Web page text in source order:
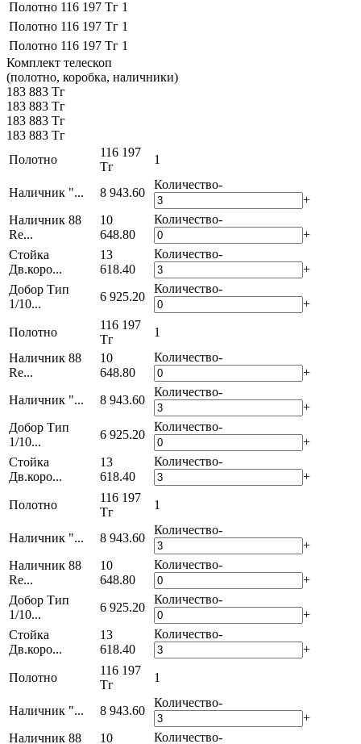
Полотно 116 197 Тг 1
Полотно 116 197 Тг 1
Полотно 116 197 Тг 1
Комплект телескоп
(полотно, коробка, наличники)
183 883 Тг
183 883 Тг
183 883 Тг
183 883 Тг
Полотно
116 197
Тг
1
Наличник "... 8 943.60
Количество-
+
Наличник 88
Re...
10
648.80
Количество-
+
Стойка
Дв.коро...
13
618.40
Количество-
+
Добор Тип
1/10...
6 925.20
Количество-
+
Полотно
116 197
Тг
1
Наличник 88
Re...
10
648.80
Количество-
+
Наличник "...
8 943.60
Количество-
+
Добор Тип
1/10...
6 925.20
Количество-
+
Стойка
Дв.коро...
13
618.40
Количество-
+
Полотно
116 197
Тг
1
Наличник "... 8 943.60
Количество-
+
Наличник 88
Re...
10
648.80
Количество-
+
Добор Тип
1/10...
6 925.20
Количество-
+
Стойка
Дв.коро...
13
618.40
Количество-
+
Полотно
116 197
Тг
1
Наличник "... 8 943.60
Количество-
+
Наличник 88
10 Количество-